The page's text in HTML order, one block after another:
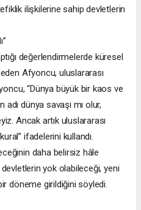
ilişkilerine sahip devletlerin
değerlendirmelerde küresel
Afyoncu, uluslararası
“Dünya büyük bir kaos ve
dünya savaşı mı olur,
Ancak artık uluslararası
ifadelerini kullandı.
daha belirsiz hâle
yok olabileceği, yeni
döneme girildiğini söyledi.